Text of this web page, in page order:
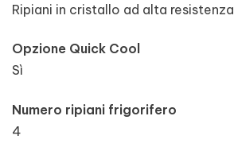
Ripiani in cristallo ad alta resistenza
Opzione Quick Cool
Sì
Numero ripiani frigorifero
4